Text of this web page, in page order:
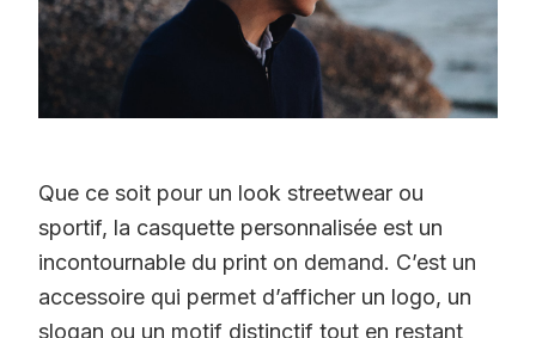
Que ce soit pour un look streetwear ou
sportif, la casquette personnalisée est un
incontournable du print on demand. C’est un
accessoire qui permet d’afficher un logo, un
slogan ou un motif distinctif tout en restant